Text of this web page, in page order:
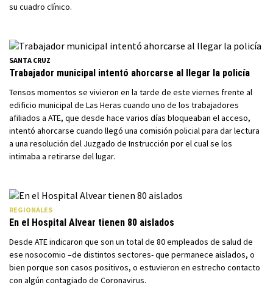
su cuadro clínico.
SANTA CRUZ
Trabajador municipal intentó ahorcarse al llegar la policía
Tensos momentos se vivieron en la tarde de este viernes frente al
edificio municipal de Las Heras cuando uno de los trabajadores
afiliados a ATE, que desde hace varios días bloqueaban el acceso,
intentó ahorcarse cuando llegó una comisión policial para dar lectura
a una resolución del Juzgado de Instrucción por el cual se los
intimaba a retirarse del lugar.
REGIONALES
En el Hospital Alvear tienen 80 aislados
Desde ATE indicaron que son un total de 80 empleados de salud de
ese nosocomio –de distintos sectores- que permanece aislados, o
bien porque son casos positivos, o estuvieron en estrecho contacto
con algún contagiado de Coronavirus.